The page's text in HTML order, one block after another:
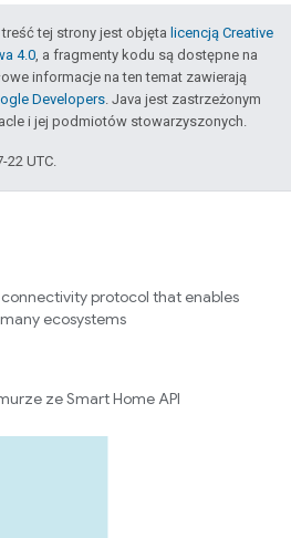
tej strony jest objęta licencją Creative
4.0, a fragmenty kodu są dostępne na
informacje na ten temat zawierają
Developers. Java jest zastrzeżonym
i jej podmiotów stowarzyszonych.
22 UTC.
protocol that enables
ecosystems
ze Smart Home API